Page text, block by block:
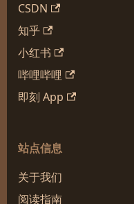
CSDN
知乎
小红书
哔哩哔哩
即刻 App
站点信息
关于我们
阅读指南